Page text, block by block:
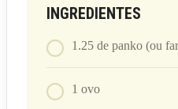
INGREDIENTES
1.25 de panko (ou
1 ovo